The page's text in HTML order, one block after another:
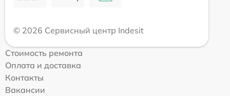
© 2026 Сервисный центр Indesit
Стоимость ремонта
Оплата и доставка
Контакты
Вакансии